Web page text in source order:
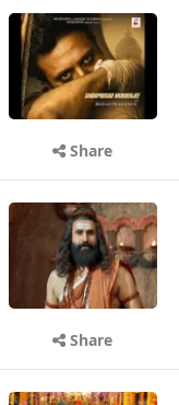
Share
Share